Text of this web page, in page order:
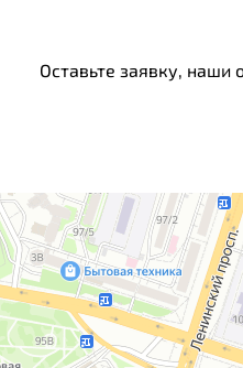
Оставьте заявку, наши